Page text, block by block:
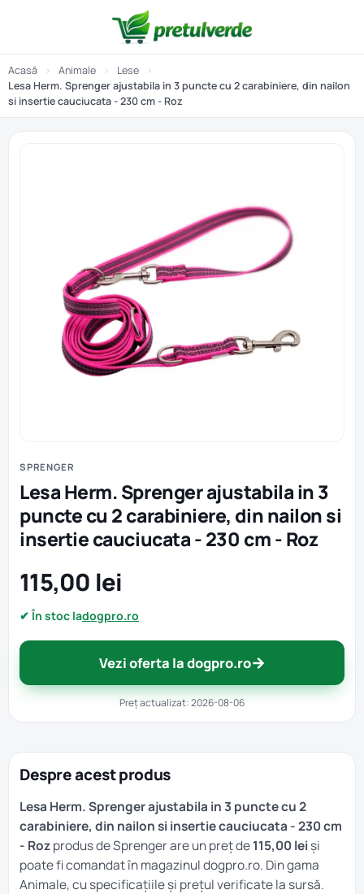
Acasă › Animale › Lese
›
Lesa Herm. Sprenger ajustabila in 3 puncte cu 2 carabiniere, din nailon
si insertie cauciucata - 230 cm - Roz
SPRENGER
Lesa Herm. Sprenger ajustabila in 3
puncte cu 2 carabiniere, din nailon si
insertie cauciucata - 230 cm - Roz
115,00 lei
✔ În stoc ladogpro.ro
Vezi oferta la dogpro.ro→
Preț actualizat: 2026-08-06
Despre acest produs
Lesa Herm. Sprenger ajustabila in 3 puncte cu 2
carabiniere, din nailon si insertie cauciucata - 230 cm
- Rozprodus de Sprenger are un preț de115,00 lei și
poate fi comandat în magazinul dogpro.ro. Din gama
Animale, cu specificațiile și prețul verificate la sursă.